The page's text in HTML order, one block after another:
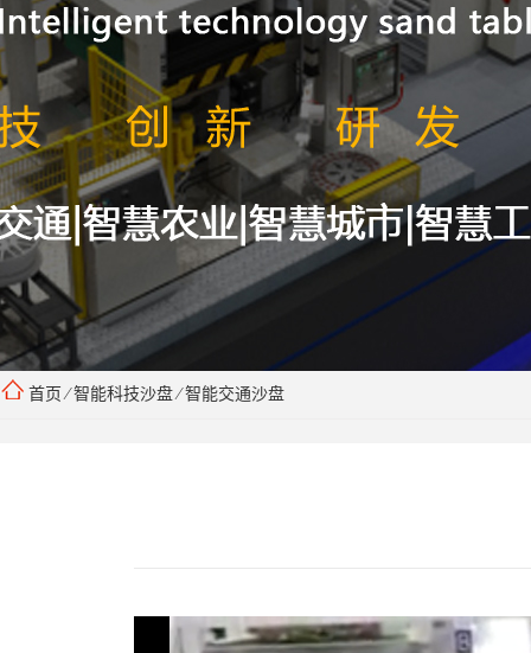
首页 ⁄智能科技沙盘⁄智能交通沙盘